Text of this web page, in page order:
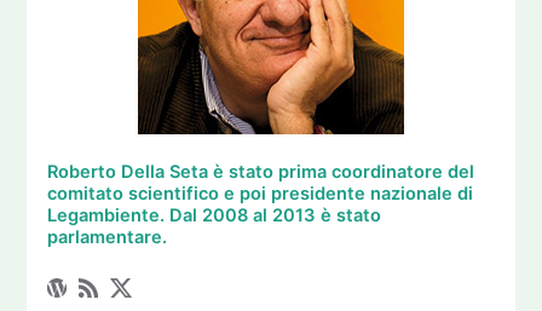
Roberto Della Seta è stato prima coordinatore del
comitato scientifico e poi presidente nazionale di
Legambiente. Dal 2008 al 2013 è stato
parlamentare.